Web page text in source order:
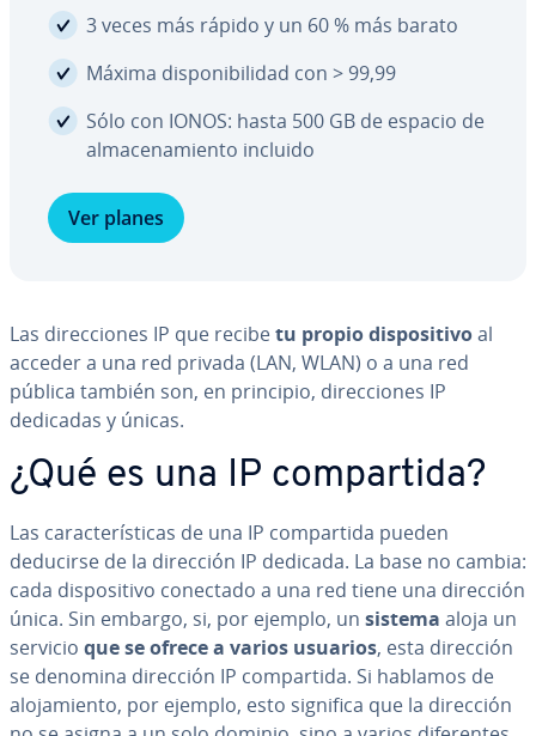
3 veces más rápido y un 60 % más barato
Máxima di­s­po­ni­bi­li­dad con > 99,99
Sólo con IONOS: hasta 500 GB de espacio de
al­ma­ce­na­mie­n­to incluido
Ver planes
Las di­re­c­cio­nes IP que recibetu propio di­s­po­si­ti­voal
acceder a una red privada (LAN, WLAN) o a una red
pública también son, en principio, di­re­c­cio­nes IP
dedicadas y únicas.
¿Qué es una IP co­m­pa­r­ti­da?
Las ca­ra­c­te­rí­s­ti­cas de una IP co­m­pa­r­ti­da pueden
deducirse de la dirección IP dedicada. La base no cambia:
cada di­s­po­si­ti­vo conectado a una red tiene una dirección
única. Sin embargo, si, por ejemplo, un sistema aloja un
servicio que se ofrece a varios usuarios, esta dirección
se denomina dirección IP co­m­pa­r­ti­da. Si hablamos de
alo­ja­mie­n­to, por ejemplo, esto significa que la dirección